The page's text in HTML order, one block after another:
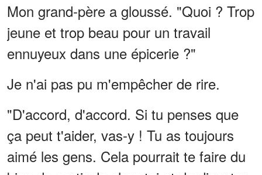
Mon grand-père a gloussé. "Quoi ? Trop
jeune et trop beau pour un travail
ennuyeux dans une épicerie ?"
Je n'ai pas pu m'empêcher de rire.
"D'accord, d'accord. Si tu penses que
ça peut t'aider, vas-y ! Tu as toujours
aimé les gens. Cela pourrait te faire du